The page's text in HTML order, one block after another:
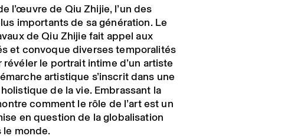
l’œuvre de Qiu Zhijie, l’un des
importants de sa génération. Le
de Qiu Zhijie fait appel aux
et convoque diverses temporalités
le portrait intime d’un artiste
artistique s’inscrit dans une
de la vie. Embrassant la
comment le rôle de l’art est un
en question de la globalisation
le monde.